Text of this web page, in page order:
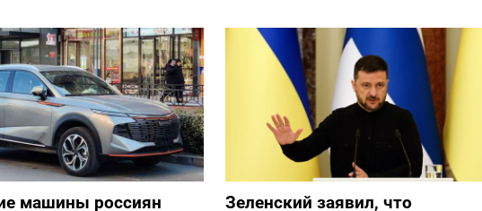
машины россиян
Зеленский заявил, что